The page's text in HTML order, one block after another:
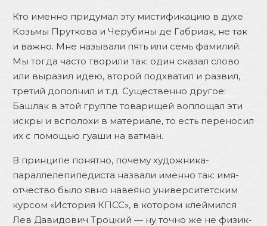
Кто именно придумал эту мистификацию в духе
Козьмы Пруткова и Черубины де Габриак, не так
и важно. Мне называли пять или семь фамилий.
Мы тогда часто творили так: один сказал слово
или выразил идею, второй подхватил и развил,
третий дополнил и т.д. Существенно другое:
Башлак в этой группе товарищей воплощал эти
искры и всполохи в материале, то есть переносил
их с помощью гуаши на ватман.
В принципе понятно, почему художника-
параллелепипедиста назвали именно так: имя-
отчество было явно навеяно университетским
курсом «История КПСС», в котором клеймился
Лев Давидович Троцкий — ну точно же не физик-